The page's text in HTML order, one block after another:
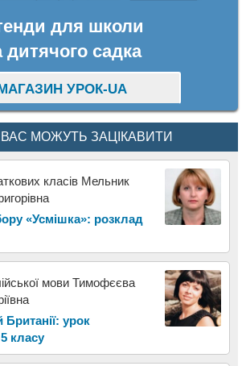
для школи
дитячого садка
МАГАЗИН УРОК-UA
МОЖУТЬ ЗАЦІКАВИТИ
класів Мельник
«Усмішка»: розклад
мови Тимофєєва
Британії: урок
класу